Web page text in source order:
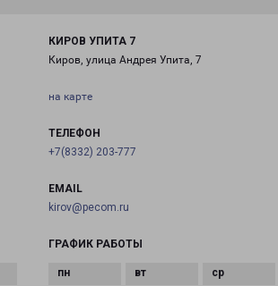
КИРОВ УПИТА 7
Киров, улица Андрея Упита, 7
на карте
ТЕЛЕФОН
+7(8332) 203-777
EMAIL
kirov@pecom.ru
ГРАФИК РАБОТЫ